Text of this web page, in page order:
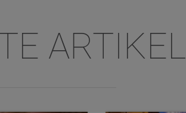
ARTIKEL